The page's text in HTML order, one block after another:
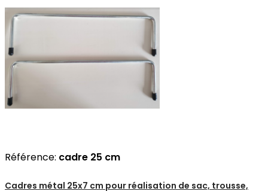
Référence: cadre 25 cm
Cadres métal 25x7 cm pour réalisation de sac, trousse,